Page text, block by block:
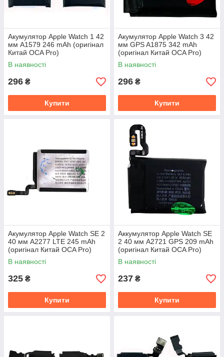
Акумулятор Apple Watch 1 42
мм A1579 246 mAh (оригінал
Китай OCA Pro)
В наявності
296 ₴
Купити
Акумулятор Apple Watch 3 42
мм GPS A1875 342 mAh
(оригінал Китай OCA Pro)
В наявності
296 ₴
Купити
Акумулятор Apple Watch SE 2
40 мм A2277 LTE 245 mAh
(оригінал Китай OCA Pro)
В наявності
325 ₴
Купити
Аккумулятор Apple Watch SE
2 40 мм A2721 GPS 209 mAh
(оригінал Китай OCA Pro)
В наявності
237 ₴
Купити